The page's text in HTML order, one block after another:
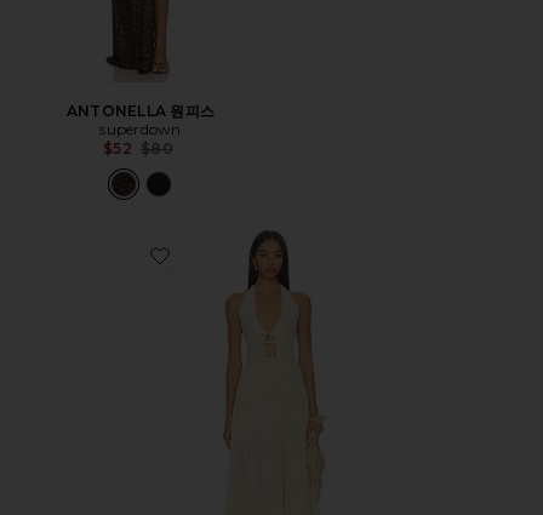
ANTONELLA 원피스
superdown
$52 Previous price:
$80
Favorite FREE-EST ANGEL 맥시원피스